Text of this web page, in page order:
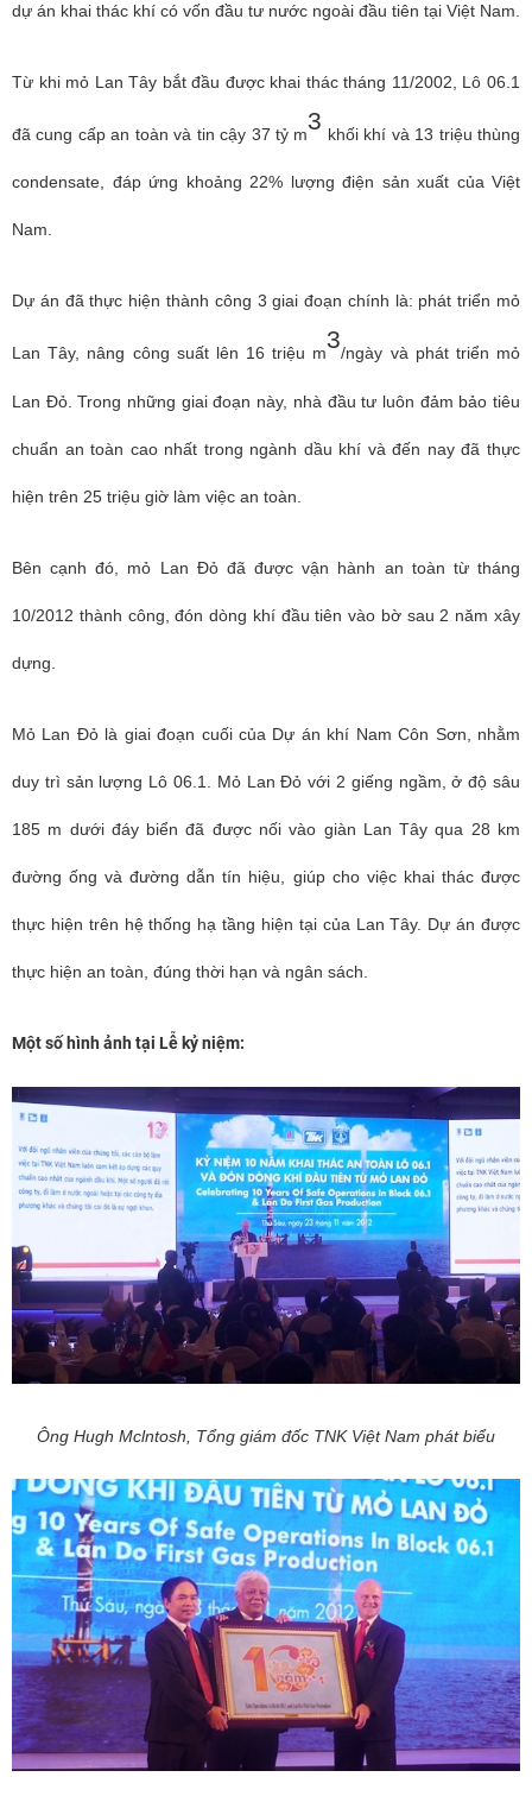
dự án khai thác khí có vốn đầu tư nước ngoài đầu tiên tại Việt Nam.
Từ khi mỏ Lan Tây bắt đầu được khai thác tháng 11/2002, Lô 06.1
đã cung cấp an toàn và tin cậy 37 tỷ m
3
khối khí và 13 triệu thùng
condensate, đáp ứng khoảng 22% lượng điện sản xuất của Việt
Nam.
Dự án đã thực hiện thành công 3 giai đoạn chính là: phát triển mỏ
Lan Tây, nâng công suất lên 16 triệu m
3
/ngày và phát triển mỏ
Lan Đỏ. Trong những giai đoạn này, nhà đầu tư luôn đảm bảo tiêu
chuẩn an toàn cao nhất trong ngành dầu khí và đến nay đã thực
hiện trên 25 triệu giờ làm việc an toàn.
Bên cạnh đó, mỏ Lan Đỏ đã được vận hành an toàn từ tháng
10/2012 thành công, đón dòng khí đầu tiên vào bờ sau 2 năm xây
dựng.
Mỏ Lan Đỏ là giai đoạn cuối của Dự án khí Nam Côn Sơn, nhằm
duy trì sản lượng Lô 06.1. Mỏ Lan Đỏ với 2 giếng ngầm, ở độ sâu
185 m dưới đáy biển đã được nối vào giàn Lan Tây qua 28 km
đường ống và đường dẫn tín hiệu, giúp cho việc khai thác được
thực hiện trên hệ thống hạ tầng hiện tại của Lan Tây. Dự án được
thực hiện an toàn, đúng thời hạn và ngân sách.
Một số hình ảnh tại Lễ kỷ niệm:
Ông Hugh Mclntosh, Tổng giám đốc TNK Việt Nam phát biểu